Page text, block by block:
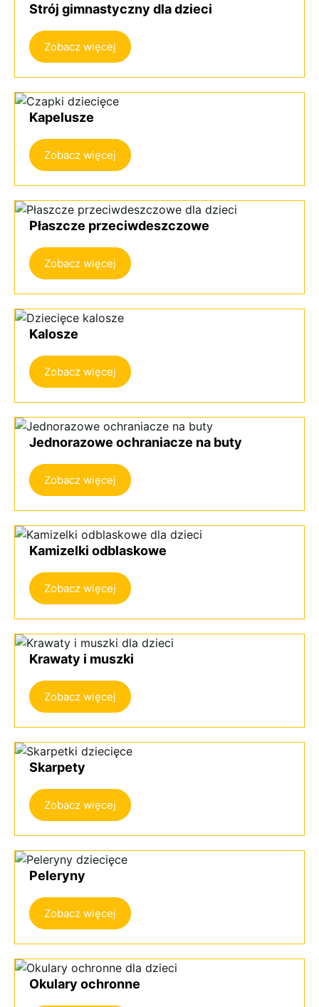
Strój gimnastyczny dla dzieci
Zobacz więcej
Kapelusze
Zobacz więcej
Płaszcze przeciwdeszczowe
Zobacz więcej
Kalosze
Zobacz więcej
Jednorazowe ochraniacze na buty
Zobacz więcej
Kamizelki odblaskowe
Zobacz więcej
Krawaty i muszki
Zobacz więcej
Skarpety
Zobacz więcej
Peleryny
Zobacz więcej
Okulary ochronne